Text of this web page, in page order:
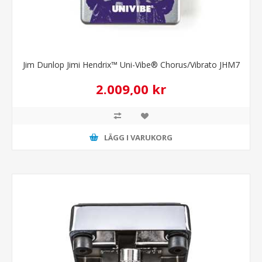
Jim Dunlop Jimi Hendrix™ Uni-Vibe® Chorus/Vibrato JHM7
2.009,00 kr
LÄGG I VARUKORG